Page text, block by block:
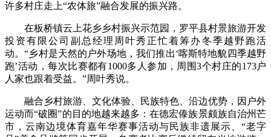
许多村庄走上“农体旅”融合发展的振兴路。
在板桥镇云上花乡乡村振兴示范园，罗平县村景旅游开发
投资有限公司副总经理周叶秀正忙着筹办冬季越野跑活
动。“乡村是天然的户外场地，我们推出‘喀斯特地貌四季越野
跑’活动，每次比赛都有1000多人参加，周围3个村庄的173户
人家也跟着受益。”周叶秀说。
融合乡村旅游、文化体验、民族特色、沿边优势，因户外
运动而“破圈”的目的地越来越多：在德宏傣族景颇族自治州芒
市，云南边境体育嘉年华赛事活动与民族非遗展示、“老字